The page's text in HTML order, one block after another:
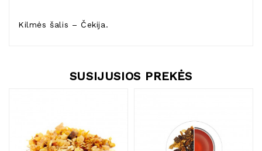
Kilmės šalis – Čekija.
SUSIJUSIOS PREKĖS